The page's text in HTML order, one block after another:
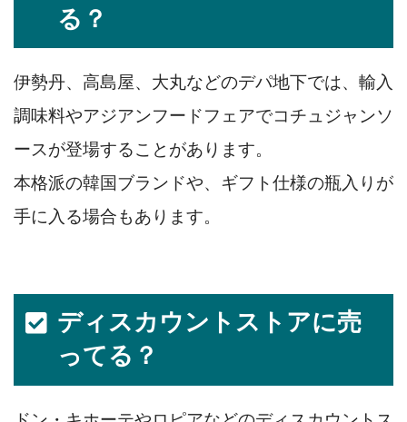
る？
伊勢丹、高島屋、大丸などのデパ地下では、輸入
調味料やアジアンフードフェアでコチュジャンソ
ースが登場することがあります。
本格派の韓国ブランドや、ギフト仕様の瓶入りが
手に入る場合もあります。
ディスカウントストアに売
ってる？